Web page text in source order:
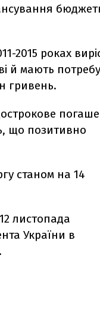
2015 роках
й мають
гривень.
що позитивно
станом на 14
листопада
України в